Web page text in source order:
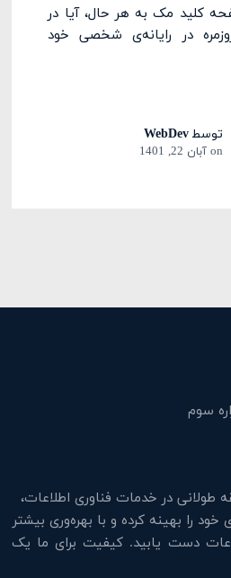
کلید مک به هر حال، آیا در
در رایانه‌ی شخصی خود
توسطWebDev
on آبان 22, 1401
در خدمات فناوری اطلاعات،
را بهینه کرده و با بهره‌وری بیشتر
دست یابید. کیفیت برای ما یک